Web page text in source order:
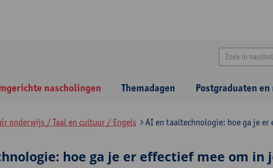
nascholingen Themadagen Postgraduaten
onderwijs / Taal en cultuur / Engels
AI en taaltechnologie: hoe ga je er
hoe ga je er effectief mee om in